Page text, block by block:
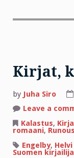
Kirjat,
by Juha Siro
Leave a
Kalastus,
romaani, Runous
Engelby,
Suomen